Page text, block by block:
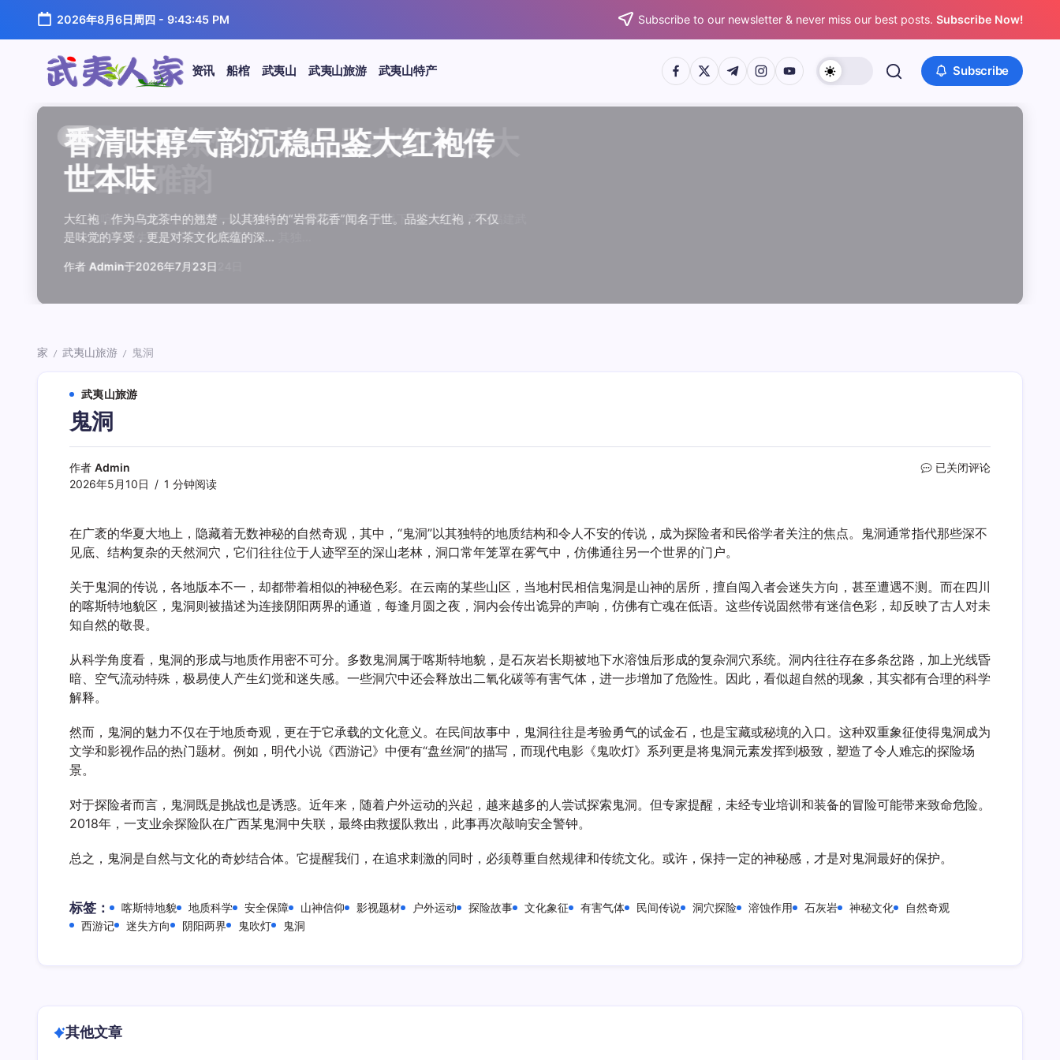
正
2026年8月6日周四- 9:43:45 PM Subscribe to our newsletter & never miss our best posts. Subscribe Now!
武
夷
资讯 船棺 武夷山 武夷山旅游 武夷山特产 https://www.facebook.com/
https://twitter.com/
https://t.me/
https://www.instagram.com/
https://youtube.com/ Subscribe
资讯
闲煮岩茶慢时光细品肉桂水仙大
红袍雅韵
在喧嚣的都市生活中，寻一处静谧，煮一壶岩茶，让时光慢下来。岩茶，产自福建武
夷山，因生长在岩石缝隙中而得名，其独…
作者 Admin于2026年7月24日
资讯
香清味醇气韵沉稳品鉴大红袍传
世本味
大红袍，作为乌龙茶中的翘楚，以其独特的“岩骨花香”闻名于世。品鉴大红袍，不仅
是味觉的享受，更是对茶文化底蕴的深…
作者 Admin于2026年7月23日
资讯
汤水顺滑底蕴绵长品鉴武夷水仙
温润质感
武夷水仙，作为乌龙茶中的经典品种，以其汤水顺滑、底蕴绵长而备受茶客青睐。品
鉴这款茶，仿佛在品味一段悠长的岁月，…
作者 Admin于2026年7月22日
资讯
唇齿留香久久不散品鉴武夷肉桂
独特魅力
武夷岩茶，素有“岩骨花香”之誉，而肉桂更是其中翘楚。其名源于香叶似肉桂，更因
其茶汤入口后，唇齿留香久久不散，令…
作者 Admin于2026年7月21日
资讯
岩韵浓淡各不同三款经典岩茶对
比品鉴
岩茶，作为乌龙茶中的瑰宝，以其独特的“岩韵”闻名于世。所谓岩韵，是茶叶在武夷
山丹霞地貌中吸收岩石矿物精华后形成…
作者 Admin于2026年7月20日
资讯
观汤色赏叶底全面品鉴肉桂水仙
大红袍
品鉴武夷岩茶，观汤色与赏叶底是关键环节。肉桂、水仙、大红袍作为岩茶代表，其
汤色与叶底各具特色，折射出工艺与山场…
作者 Admin于2026年7月19日
资讯
闲煮岩茶慢时光细品肉桂水仙大
红袍雅韵
在喧嚣的都市生活中，寻一处静谧，煮一壶岩茶，让时光慢下来。岩茶，产自福建武
夷山，因生长在岩石缝隙中而得名，其独…
作者 Admin于2026年7月24日
资讯
香清味醇气韵沉稳品鉴大红袍传
世本味
大红袍，作为乌龙茶中的翘楚，以其独特的“岩骨花香”闻名于世。品鉴大红袍，不仅
是味觉的享受，更是对茶文化底蕴的深…
作者 Admin于2026年7月23日
资讯
汤水顺滑底蕴绵长品鉴武夷水仙
温润质感
武夷水仙，作为乌龙茶中的经典品种，以其汤水顺滑、底蕴绵长而备受茶客青睐。品
鉴这款茶，仿佛在品味一段悠长的岁月，…
作者 Admin于2026年7月22日
资讯
唇齿留香久久不散品鉴武夷肉桂
独特魅力
武夷岩茶，素有“岩骨花香”之誉，而肉桂更是其中翘楚。其名源于香叶似肉桂，更因
其茶汤入口后，唇齿留香久久不散，令…
作者 Admin于2026年7月21日
资讯
岩韵浓淡各不同三款经典岩茶对
比品鉴
岩茶，作为乌龙茶中的瑰宝，以其独特的“岩韵”闻名于世。所谓岩韵，是茶叶在武夷
山丹霞地貌中吸收岩石矿物精华后形成…
作者 Admin于2026年7月20日
资讯
观汤色赏叶底全面品鉴肉桂水仙
大红袍
品鉴武夷岩茶，观汤色与赏叶底是关键环节。肉桂、水仙、大红袍作为岩茶代表，其
汤色与叶底各具特色，折射出工艺与山场…
作者 Admin于2026年7月19日
资讯
闲煮岩茶慢时光细品肉桂水仙大
红袍雅韵
在喧嚣的都市生活中，寻一处静谧，煮一壶岩茶，让时光慢下来。岩茶，产自福建武
夷山，因生长在岩石缝隙中而得名，其独…
作者 Admin于2026年7月24日
资讯
香清味醇气韵沉稳品鉴大红袍传
世本味
大红袍，作为乌龙茶中的翘楚，以其独特的“岩骨花香”闻名于世。品鉴大红袍，不仅
是味觉的享受，更是对茶文化底蕴的深…
作者 Admin于2026年7月23日
资讯
汤水顺滑底蕴绵长品鉴武夷水仙
温润质感
武夷水仙，作为乌龙茶中的经典品种，以其汤水顺滑、底蕴绵长而备受茶客青睐。品
鉴这款茶，仿佛在品味一段悠长的岁月，…
作者 Admin于2026年7月22日
资讯
唇齿留香久久不散品鉴武夷肉桂
独特魅力
武夷岩茶，素有“岩骨花香”之誉，而肉桂更是其中翘楚。其名源于香叶似肉桂，更因
其茶汤入口后，唇齿留香久久不散，令…
作者 Admin于2026年7月21日
资讯
岩韵浓淡各不同三款经典岩茶对
比品鉴
岩茶，作为乌龙茶中的瑰宝，以其独特的“岩韵”闻名于世。所谓岩韵，是茶叶在武夷
山丹霞地貌中吸收岩石矿物精华后形成…
作者 Admin于2026年7月20日
资讯
观汤色赏叶底全面品鉴肉桂水仙
大红袍
品鉴武夷岩茶，观汤色与赏叶底是关键环节。肉桂、水仙、大红袍作为岩茶代表，其
汤色与叶底各具特色，折射出工艺与山场…
作者 Admin于2026年7月19日
家 / 武夷山旅游 / 鬼洞
武夷山旅游
鬼洞
作者 Admin
2026年5月10日
1 分钟阅读
鬼
已关闭评论
在广袤的华夏大地上，隐藏着无数神秘的自然奇观，其中，“鬼洞”以其独特的地质结构和令人不安的传说，成为探险者和民俗学者关注的焦点。鬼洞通常指代那些深不
见底、结构复杂的天然洞穴，它们往往位于人迹罕至的深山老林，洞口常年笼罩在雾气中，仿佛通往另一个世界的门户。
关于鬼洞的传说，各地版本不一，却都带着相似的神秘色彩。在云南的某些山区，当地村民相信鬼洞是山神的居所，擅自闯入者会迷失方向，甚至遭遇不测。而在四川
的喀斯特地貌区，鬼洞则被描述为连接阴阳两界的通道，每逢月圆之夜，洞内会传出诡异的声响，仿佛有亡魂在低语。这些传说固然带有迷信色彩，却反映了古人对未
知自然的敬畏。
从科学角度看，鬼洞的形成与地质作用密不可分。多数鬼洞属于喀斯特地貌，是石灰岩长期被地下水溶蚀后形成的复杂洞穴系统。洞内往往存在多条岔路，加上光线昏
暗、空气流动特殊，极易使人产生幻觉和迷失感。一些洞穴中还会释放出二氧化碳等有害气体，进一步增加了危险性。因此，看似超自然的现象，其实都有合理的科学
解释。
然而，鬼洞的魅力不仅在于地质奇观，更在于它承载的文化意义。在民间故事中，鬼洞往往是考验勇气的试金石，也是宝藏或秘境的入口。这种双重象征使得鬼洞成为
文学和影视作品的热门题材。例如，明代小说《西游记》中便有“盘丝洞”的描写，而现代电影《鬼吹灯》系列更是将鬼洞元素发挥到极致，塑造了令人难忘的探险场
景。
对于探险者而言，鬼洞既是挑战也是诱惑。近年来，随着户外运动的兴起，越来越多的人尝试探索鬼洞。但专家提醒，未经专业培训和装备的冒险可能带来致命危险。
2018年，一支业余探险队在广西某鬼洞中失联，最终由救援队救出，此事再次敲响安全警钟。
总之，鬼洞是自然与文化的奇妙结合体。它提醒我们，在追求刺激的同时，必须尊重自然规律和传统文化。或许，保持一定的神秘感，才是对鬼洞最好的保护。
标签： 喀斯特地貌 地质科学 安全保障 山神信仰 影视题材 户外运动 探险故事 文化象征 有害气体 民间传说 洞穴探险 溶蚀作用 石灰岩 神秘文化
自然奇观
西游记
迷失方向 阴阳两界 鬼吹灯 鬼洞
其他文章